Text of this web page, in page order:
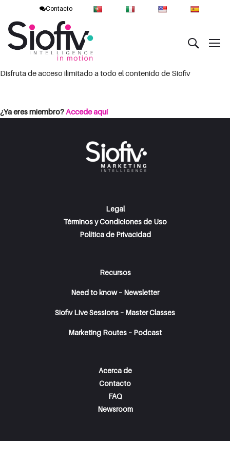
Contacto
Disfruta de acceso ilimitado a todo el contenido de Siofiv
¿Ya eres miembro?Accede aquí
Legal
Términos y Condiciones de Uso
Política de Privacidad
Recursos
Need to know – Newsletter
Siofiv Live Sessions – Master Classes
Marketing Routes – Podcast
Acerca de
Contacto
FAQ
Newsroom